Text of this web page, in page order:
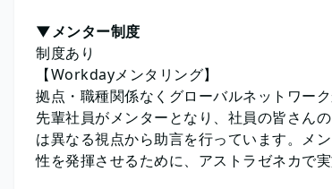
▼メンター制度
制度あり
【Workdayメンタリング】
拠点・職種関係なくグローバルネットワー
先輩社員がメンターとなり、社員の皆さん
は異なる視点から助言を行っています。メ
性を発揮させるために、アストラゼネカで実